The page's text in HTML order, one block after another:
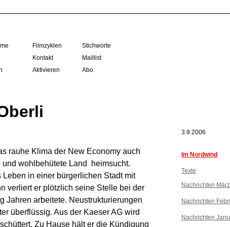
Filmzyklen
Stichworte
Kontakt
Maillist
Aktivieren Abo
3.9.2006
Im Nordwind
Texte
Nachrichten
Nachrichten
Nachrichten
rauhe Klima der New Economy auch
wohlbehütete Land  heimsucht.
in einer bürgerlichen Stadt mit
verliert er plötzlich seine Stelle bei der
Jahren arbeitete. Neustrukturierungen
überflüssig. Aus der Kaeser AG wird
Zu Hause hält er die Kündigung